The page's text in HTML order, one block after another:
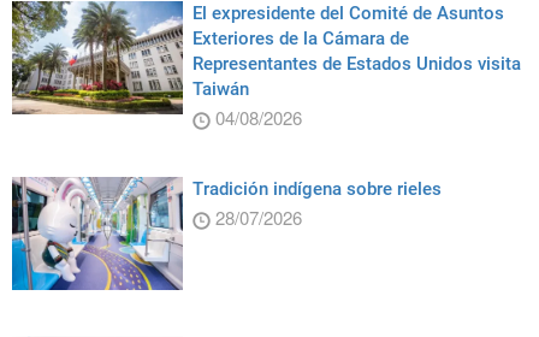
El expresidente del Comité de Asuntos
Exteriores de la Cámara de
Representantes de Estados Unidos visita
Taiwán
04/08/2026
Tradición indígena sobre rieles
28/07/2026